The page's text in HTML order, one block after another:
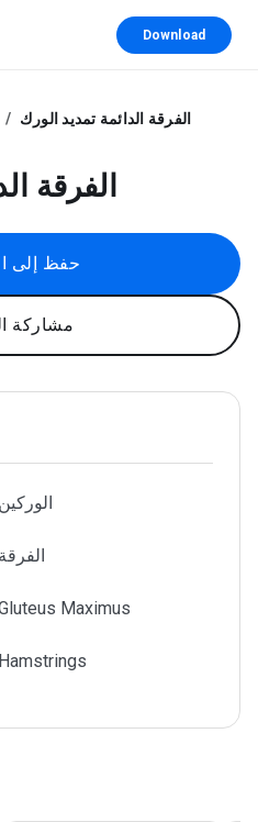
Download
الفرقة الدائمة تمديد الورك
الفرقة
حفظ إلى
مشاركة
الوركين
الفرقة
Maximus
Hamstrings